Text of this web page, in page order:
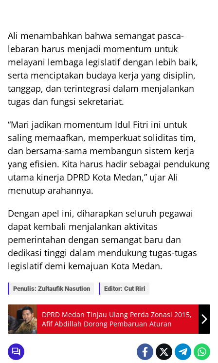
Ali menambahkan bahwa semangat pasca-
lebaran harus menjadi momentum untuk
melayani lembaga legislatif dengan lebih baik,
serta menciptakan budaya kerja yang disiplin,
tanggap, dan terintegrasi dalam menjalankan
tugas dan fungsi sekretariat.
“Mari jadikan momentum Idul Fitri ini untuk
saling memaafkan, memperkuat soliditas tim,
dan bersama-sama membangun sistem kerja
yang efisien. Kita harus hadir sebagai pendukung
utama kinerja DPRD Kota Medan,” ujar Ali
menutup arahannya.
Dengan apel ini, diharapkan seluruh pegawai
dapat kembali menjalankan aktivitas
pemerintahan dengan semangat baru dan
dedikasi tinggi dalam mendukung tugas-tugas
legislatif demi kemajuan Kota Medan.
Penulis: Zultaufik Nasution Editor: Cut Riri
DPRD Medan Tinjau Ulang Perda Zonasi 2015,
Afif Abdillah Dorong Pembaruan Aturan